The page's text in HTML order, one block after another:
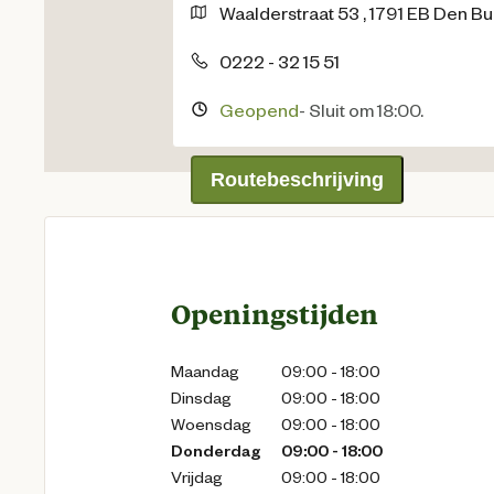
Waalderstraat 53 1791 EB Den
0222 - 32 15 51
Geopend- Sluit om 18:00.
Routebeschrijving
Openingstijden
Maandag
09:00 - 18:00
Dinsdag
09:00 - 18:00
Woensdag
09:00 - 18:00
Donderdag
09:00 - 18:00
Vrijdag
09:00 - 18:00